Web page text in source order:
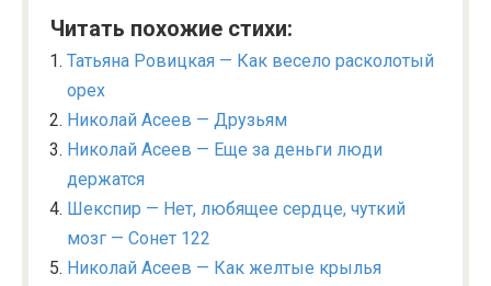
Читать похожие стихи:
Татьяна Ровицкая — Как весело расколотый
орех
Николай Асеев — Друзьям
Николай Асеев — Еще за деньги люди
держатся
Шекспир — Нет, любящее сердце, чуткий
мозг — Сонет 122
Николай Асеев — Как желтые крылья